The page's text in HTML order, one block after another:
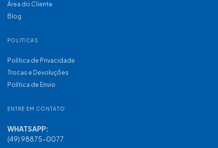
Área do Cliente
Blog
POLITICAS
Política de Privacidade
Trocas e Devoluções
Política de Envio
ENTRE EM CONTATO